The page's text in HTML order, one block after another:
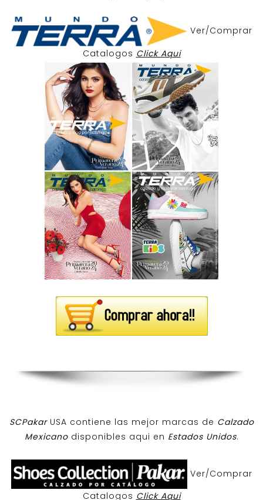
Ver/Comprar
Catalogos Click Aqui
SCPakar USA contiene las mejor marcas de Calzado
Mexicanodisponibles aqui en Estados Unidos.
Ver/Comprar
Catalogos Click Aqui